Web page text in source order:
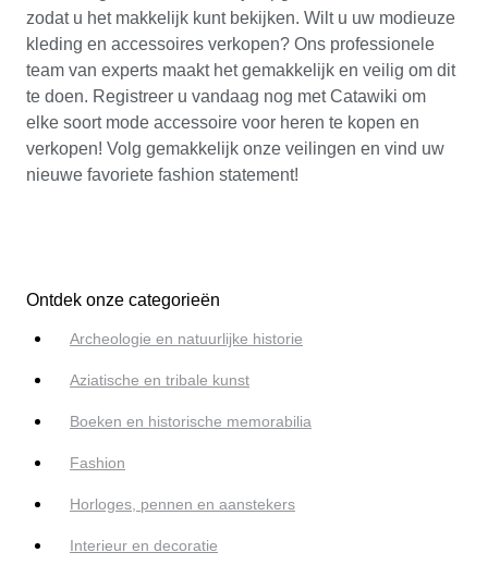
zodat u het makkelijk kunt bekijken. Wilt u uw modieuze
kleding en accessoires verkopen? Ons professionele
team van experts maakt het gemakkelijk en veilig om dit
te doen. Registreer u vandaag nog met Catawiki om
elke soort mode accessoire voor heren te kopen en
verkopen! Volg gemakkelijk onze veilingen en vind uw
nieuwe favoriete fashion statement!
Ontdek onze categorieën
Archeologie en natuurlijke historie
Aziatische en tribale kunst
Boeken en historische memorabilia
Fashion
Horloges, pennen en aanstekers
Interieur en decoratie